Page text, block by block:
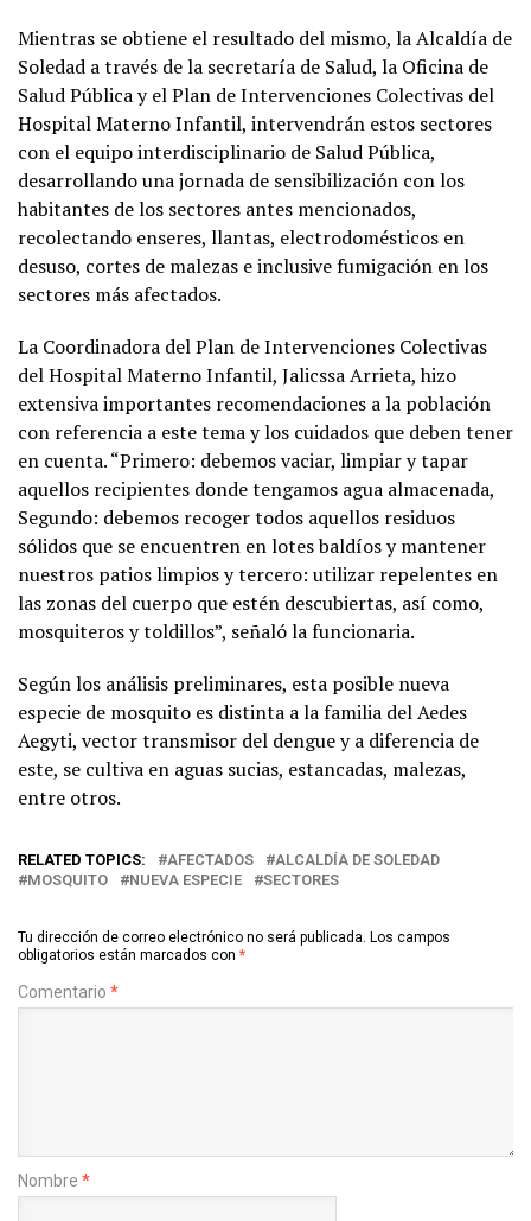
Mientras se obtiene el resultado del mismo, la Alcaldía de
Soledad a través de la secretaría de Salud, la Oficina de
Salud Pública y el Plan de Intervenciones Colectivas del
Hospital Materno Infantil, intervendrán estos sectores
con el equipo interdisciplinario de Salud Pública,
desarrollando una jornada de sensibilización con los
habitantes de los sectores antes mencionados,
recolectando enseres, llantas, electrodomésticos en
desuso, cortes de malezas e inclusive fumigación en los
sectores más afectados.
La Coordinadora del Plan de Intervenciones Colectivas
del Hospital Materno Infantil, Jalicssa Arrieta, hizo
extensiva importantes recomendaciones a la población
con referencia a este tema y los cuidados que deben tener
en cuenta. “Primero: debemos vaciar, limpiar y tapar
aquellos recipientes donde tengamos agua almacenada,
Segundo: debemos recoger todos aquellos residuos
sólidos que se encuentren en lotes baldíos y mantener
nuestros patios limpios y tercero: utilizar repelentes en
las zonas del cuerpo que estén descubiertas, así como,
mosquiteros y toldillos”, señaló la funcionaria.
Según los análisis preliminares, esta posible nueva
especie de mosquito es distinta a la familia del Aedes
Aegyti, vector transmisor del dengue y a diferencia de
este, se cultiva en aguas sucias, estancadas, malezas,
entre otros.
RELATED TOPICS: AFECTADOS
ALCALDÍA DE SOLEDAD
MOSQUITO
NUEVA ESPECIE SECTORES
Tu dirección de correo electrónico no será publicada. Los campos
obligatorios están marcados con *
Comentario *
Nombre *